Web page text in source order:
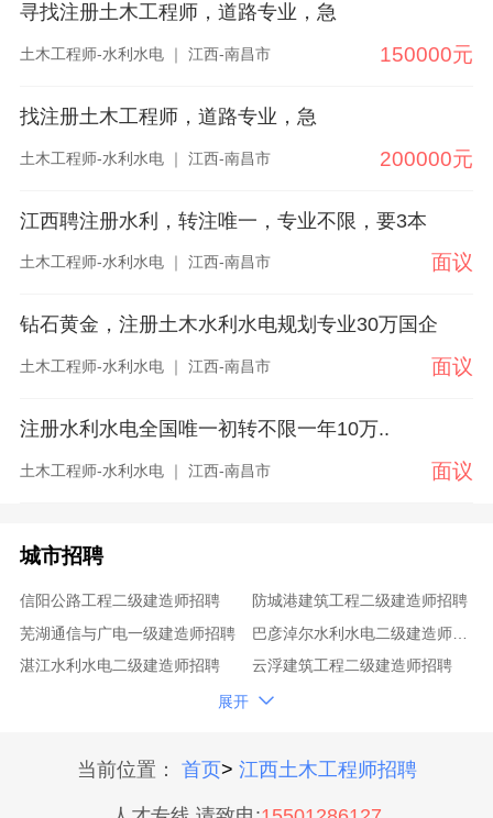
寻找注册土木工程师，道路专业，急
土木工程师-水利水电 ｜ 江西-南昌市 150000元
找注册土木工程师，道路专业，急
土木工程师-水利水电 ｜ 江西-南昌市 200000元
江西聘注册水利，转注唯一，专业不限，要3本
土木工程师-水利水电 ｜ 江西-南昌市 面议
钻石黄金，注册土木水利水电规划专业30万国企
土木工程师-水利水电 ｜ 江西-南昌市 面议
注册水利水电全国唯一初转不限一年10万..
土木工程师-水利水电 ｜ 江西-南昌市 面议
城市招聘
信阳公路工程二级建造师招聘
防城港建筑工程二级建造师招聘
芜湖通信与广电一级建造师招聘
湛江水利水电二级建造师招聘
云浮建筑工程二级建造师招聘
阿勒泰市政公用工程一级建造师招聘
保山市政公用工程一级建造师招聘
亳州通信与广电一级建造师招聘
展开 
当前位置： 首页> 江西土木工程师招聘